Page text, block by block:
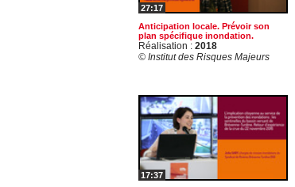
27:17
Anticipation locale. Prévoir son
plan spécifique inondation.
Réalisation : 2018
© Institut des Risques Majeurs
17:37